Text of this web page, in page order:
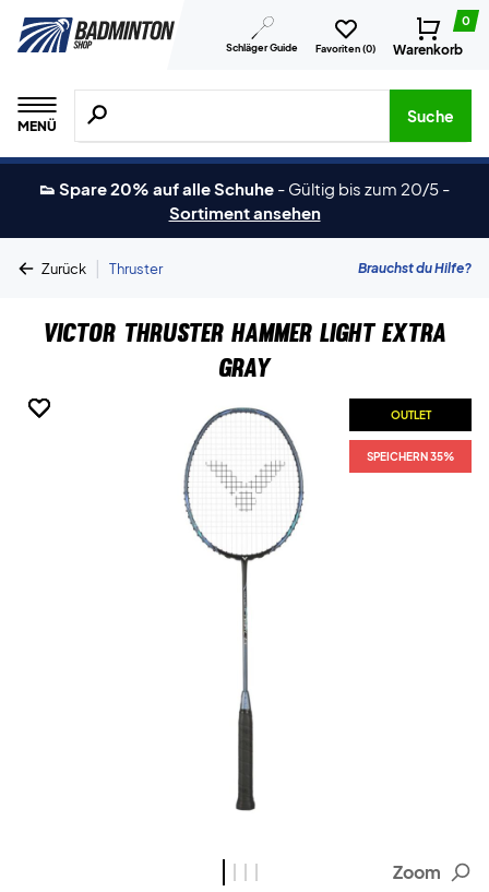
Schläger Guide Favoriten (0)
0
Warenkorb
MENÜ
Suche nach Produkten, Marken usw.
Suche
👟 Spare 20% auf alle Schuhe - Gültig bis zum 20/5 -
Sortiment ansehen
Zurück | Thruster Brauchst du Hilfe?
Victor Thruster Hammer Light Extra
Gray
OUTLET
SPEICHERN 35%
OUTLET
SPEICHERN 35%
OUTLET
SPEICHERN 35%
OUTLET
SPEICHERN 35%
Zoom